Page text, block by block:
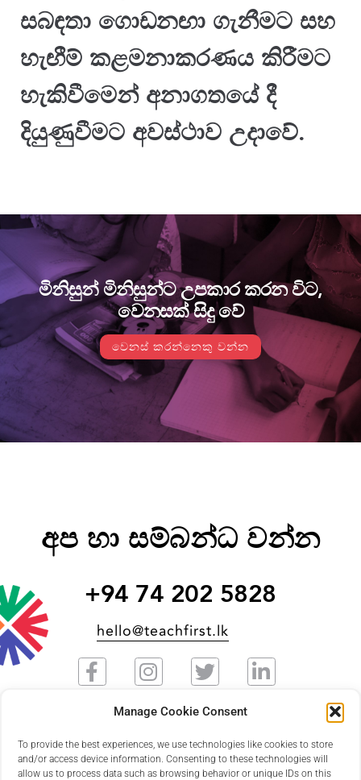
Manage Cookie Consent
To provide the best experiences, we use technologies like cookies to store
and/or access device information. Consenting to these technologies will
allow us to process data such as browsing behavior or unique IDs on this
සබඳතා ගොඩනඟා ගැනීමට සහ
හැඟීම් කළමනාකරණය කිරීමට
හැකිවීමෙන් අනාගතයේ දී
දියුණුවීමට අවස්ථාව උදාවේ.
මිනිසුන් මිනිසුන්ට උපකාර කරන විට,
වෙනසක් සිදු වේ
වෙනස් කරන්නෙකු වන්න
අප හා සම්බන්ධ වන්න
+94 74 202 5828
hello@teachfirst.lk
වෙනස් කරන්නෙකු වන්න